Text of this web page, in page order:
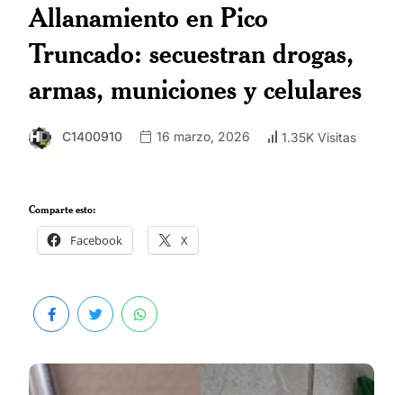
Allanamiento en Pico
Truncado: secuestran drogas,
armas, municiones y celulares
C1400910 16 marzo, 2026 1.35K Visitas
Comparte esto:
Facebook X